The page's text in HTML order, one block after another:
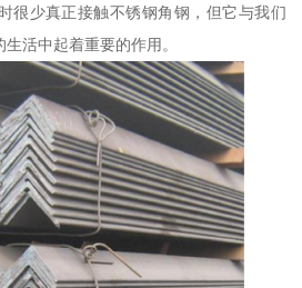
很少真正接触不锈钢角钢，但它与我们
活中起着重要的作用。